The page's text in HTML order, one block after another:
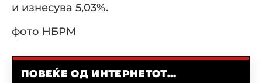
и изнесува 5,03%.
фото НБРМ
ПОВЕЌЕ ОД ИНТЕРНЕТОТ...